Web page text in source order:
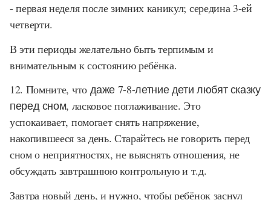
- первая неделя после зимних каникул; середина 3-ей
четверти.
В эти периоды желательно быть терпимым и
внимательным к состоянию ребёнка.
12. Помните, что даже 7-8-летние дети любят сказку
перед сном, ласковое поглаживание. Это
успокаивает, помогает снять напряжение,
накопившееся за день. Старайтесь не говорить перед
сном о неприятностях, не выяснять отношения, не
обсуждать завтрашнюю контрольную и т.д.
Завтра новый день, и нужно, чтобы ребёнок заснул